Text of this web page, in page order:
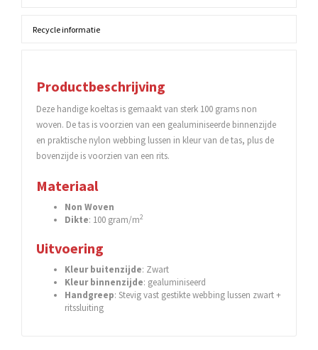
Recycle informatie
Productbeschrijving
Deze handige koeltas is gemaakt van sterk 100 grams non
woven. De tas is voorzien van een gealuminiseerde binnenzijde
en praktische nylon webbing lussen in kleur van de tas, plus de
bovenzijde is voorzien van een rits.
Materiaal
Non Woven
Dikte: 100 gram/m2
Uitvoering
Kleur buitenzijde: Zwart
Kleur binnenzijde: gealuminiseerd
Handgreep: Stevig vast gestikte webbing lussen zwart +
ritssluiting